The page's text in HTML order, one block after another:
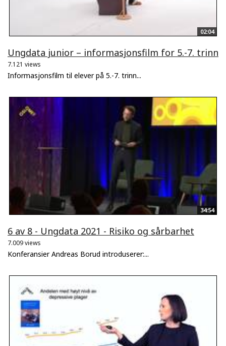
02:04
Ungdata junior – informasjonsfilm for 5.-7. trinn
7.121 views
Informasjonsfilm til elever på 5.-7. trinn...
34:54
6 av 8 - Ungdata 2021 - Risiko og sårbarhet
7.009 views
Konferansier Andreas Borud introduserer:...